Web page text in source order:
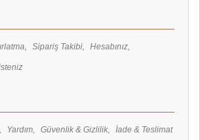
Sipariş Takibi Hesabınız
Yardım Güvenlik & Gizlilik İade & Teslimat